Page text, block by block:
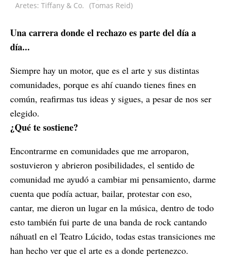
Aretes: Tiffany & Co. (Tomas Reid)
Una carrera donde el rechazo es parte del día a
día...
Siempre hay un motor, que es el arte y sus distintas
comunidades, porque es ahí cuando tienes fines en
común, reafirmas tus ideas y sigues, a pesar de nos ser
elegido.
¿Qué te sostiene?
Encontrarme en comunidades que me arroparon,
sostuvieron y abrieron posibilidades, el sentido de
comunidad me ayudó a cambiar mi pensamiento, darme
cuenta que podía actuar, bailar, protestar con eso,
cantar, me dieron un lugar en la música, dentro de todo
esto también fui parte de una banda de rock cantando
náhuatl en el Teatro Lúcido, todas estas transiciones me
han hecho ver que el arte es a donde pertenezco.